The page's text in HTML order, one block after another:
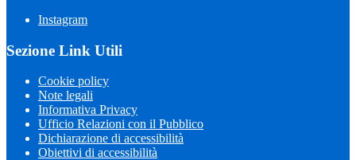
Instagram
Sezione Link Utili
Cookie policy
Note legali
Informativa Privacy
Ufficio Relazioni con il Pubblico
Dichiarazione di accessibilità
Obiettivi di accessibilità